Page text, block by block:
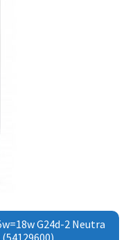
G24d-2 Neutra